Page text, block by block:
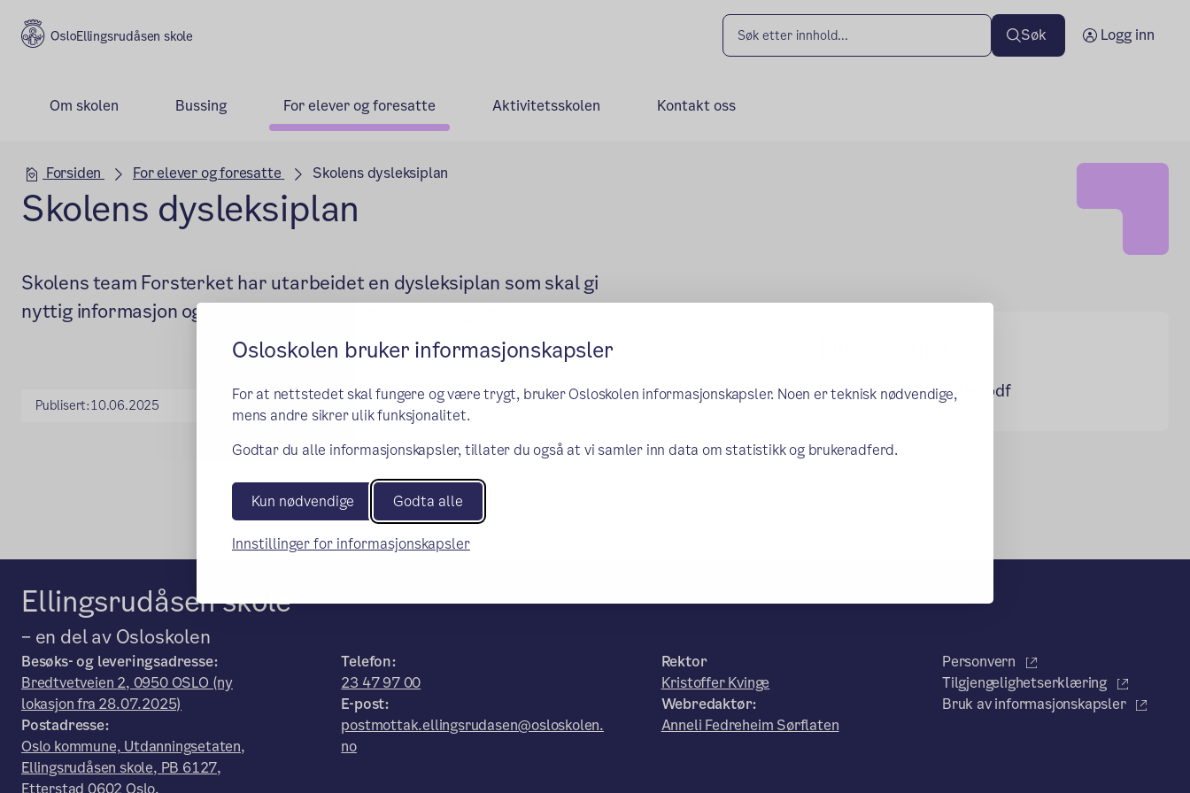
Osloskolen bruker informasjonskapsler
For at nettstedet skal fungere og være trygt, bruker Osloskolen informasjonskapsler. Noen er teknisk nødvendige,
mens andre sikrer ulik funksjonalitet.
Godtar du alle informasjonskapsler, tillater du også at vi samler inn data om statistikk og brukeradferd.
Kun nødvendige Godta alle
Innstillinger for informasjonskapsler
Ellingsrudåsen skole Søk Logg inn
Om skolen Bussing For elever og foresatte Aktivitetsskolen Kontakt oss
Hovedseksjon
Forsiden For elever og foresatte Skolens dysleksiplan
Skolens dysleksiplan
Skolens team Forsterket har utarbeidet en dysleksiplan som skal gi
nyttig informasjon og råd til lærere og foresatte. Ta gjerne en titt!
Publisert:10.06.2025
Skolens dysleksiplan.pdf
Ellingsrudåsen skole
– en del av Osloskolen
Besøks- og leveringsadresse:
Bredtvetveien 2, 0950 OSLO (ny
lokasjon fra 28.07.2025)
Postadresse:
Oslo kommune, Utdanningsetaten,
Ellingsrudåsen skole, PB 6127,
Telefon:
23 47 97 00
E-post:
postmottak.ellingsrudasen@osloskolen.
no
Rektor
Kristoffer Kvinge
Webredaktør:
Anneli Fedreheim Sørflaten
Personvern
Tilgjengelighetserklæring
Bruk av informasjonskapsler